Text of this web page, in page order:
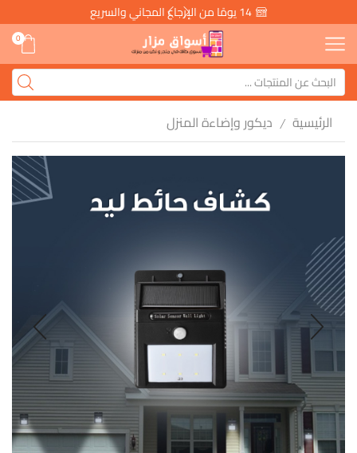
14 يومًا من الإرجاع المجاني والسريع
0
الرئيسية / ديكور وإضاءة المنزل